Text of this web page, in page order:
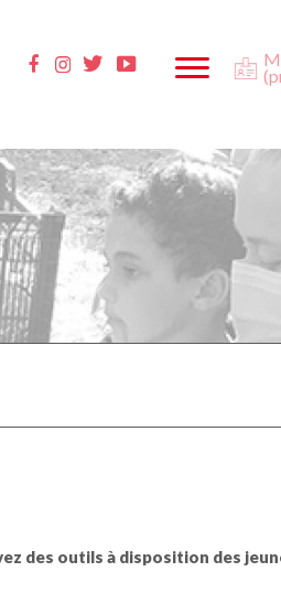
Facebook
Insta TwitterYoutube
des outils à disposition des